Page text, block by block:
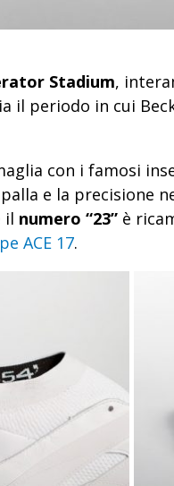
Stadium,
il periodo in cui
con i famosi
e la precisione
il numero “23” è
ACE 17.